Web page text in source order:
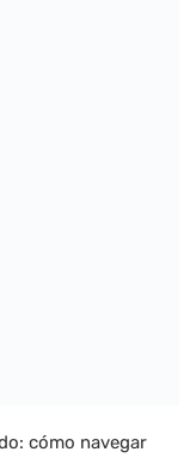
cómo navegar